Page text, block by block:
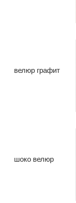
велюр графит
шоко велюр